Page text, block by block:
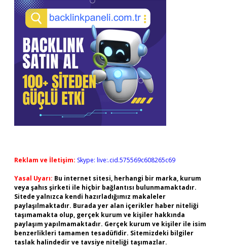
Reklam ve İletişim: Skype: live:.cid.575569c608265c69
Yasal Uyarı: Bu internet sitesi, herhangi bir marka, kurum
veya şahıs şirketi ile hiçbir bağlantısı bulunmamaktadır.
Sitede yalnızca kendi hazırladığımız makaleler
paylaşılmaktadır. Burada yer alan içerikler haber niteliği
taşımamakta olup, gerçek kurum ve kişiler hakkında
paylaşım yapılmamaktadır. Gerçek kurum ve kişiler ile isim
benzerlikleri tamamen tesadüfidir. Sitemizdeki bilgiler
taslak halindedir ve tavsiye niteliği taşımazlar.